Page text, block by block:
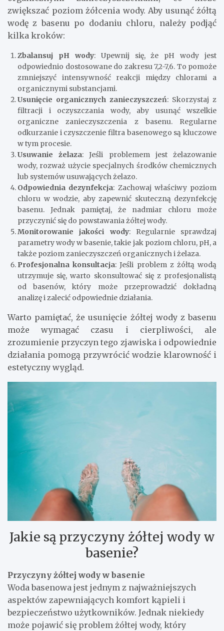
zwiększać poziom żółcenia wody. Aby usunąć żółtą
wodę z basenu po dodaniu chloru, należy podjąć
kilka kroków:
Zbalansuj pH wody: Upewnij się, że pH wody jest
odpowiednio dostosowane do zakresu 7,2-7,6. To pomoże
zmniejszyć intensywność reakcji między chlorami a
organicznymi substancjami.
Usunięcie organicznych zanieczyszczeń: Skorzystaj z
filtracji i oczyszczania wody, aby usunąć wszelkie
organiczne zanieczyszczenia z basenu. Regularne
odkurzanie i czyszczenie filtra basenowego są kluczowe
w tym procesie.
Usuwanie żelaza: Jeśli problemem jest żelazowanie
wody, rozważ użycie specjalnych środków chemicznych
lub systemów usuwających żelazo.
Odpowiednia dezynfekcja: Zachowaj właściwy poziom
chloru w wodzie, aby zapewnić skuteczną dezynfekcję
basenu. Jednak pamiętaj, że nadmiar chloru może
przyczynić się do powstawania żółtej wody.
Monitorowanie jakości wody: Regularnie sprawdzaj
parametry wody w basenie, takie jak poziom chloru, pH, a
także poziom zanieczyszczeń organicznych i żelaza.
Profesjonalna konsultacja: Jeśli problem z żółtą wodą
utrzymuje się, warto skonsultować się z profesjonalistą
od basenów, który może przeprowadzić dokładną
analizę i zalecić odpowiednie działania.
Warto pamiętać, że usunięcie żółtej wody z basenu
może wymagać czasu i cierpliwości, ale
zrozumienie przyczyn tego zjawiska i odpowiednie
działania pomogą przywrócić wodzie klarowność i
estetyczny wygląd.
Jakie są przyczyny żółtej wody w
basenie?
Przyczyny żółtej wody w basenie
Woda basenowa jest jednym z najważniejszych
aspektów zapewniających komfort kąpieli i
bezpieczeństwo użytkowników. Jednak niekiedy
może pojawić się problem żółtej wody, który